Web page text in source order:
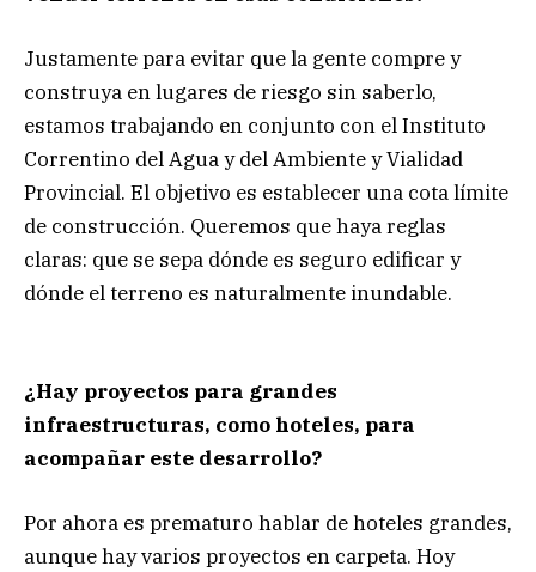
Justamente para evitar que la gente compre y
construya en lugares de riesgo sin saberlo,
estamos trabajando en conjunto con el Instituto
Correntino del Agua y del Ambiente y Vialidad
Provincial. El objetivo es establecer una cota límite
de construcción. Queremos que haya reglas
claras: que se sepa dónde es seguro edificar y
dónde el terreno es naturalmente inundable.
¿Hay proyectos para grandes
infraestructuras, como hoteles, para
acompañar este desarrollo?
Por ahora es prematuro hablar de hoteles grandes,
aunque hay varios proyectos en carpeta. Hoy